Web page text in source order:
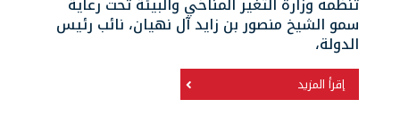
سمو الشيخ منصور بن زايد آل نهيان، نائب رئيس
الدولة،
إقرأ المزيد